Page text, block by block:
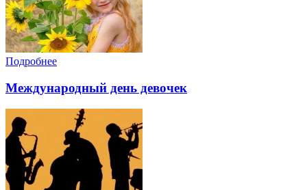
Подробнее
Международный день девочек